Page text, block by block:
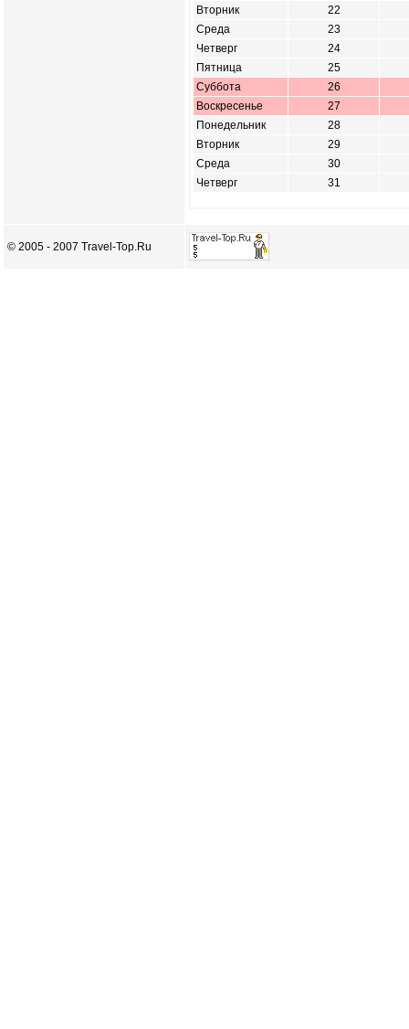
Вторник
22
Среда
23
Четверг
24
Пятница
25
Суббота
26
Воскресенье
27
Понедельник
28
Вторник
29
Среда
30
Четверг
31
© 2005 - 2007 Travel-Top.Ru